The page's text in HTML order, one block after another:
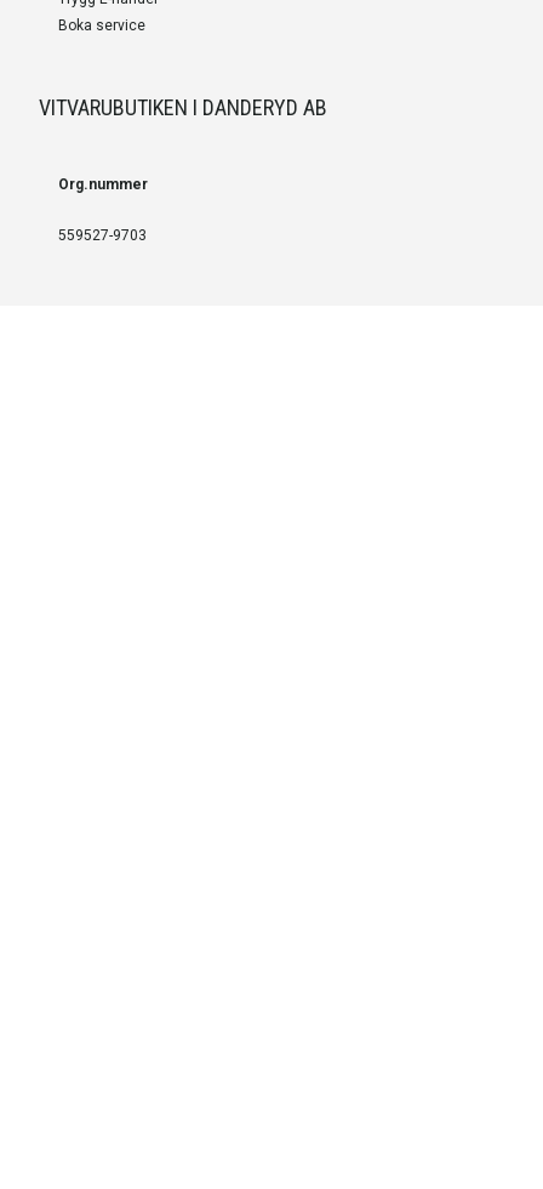
Boka service
VITVARUBUTIKEN I DANDERYD AB
Org.nummer
559527-9703